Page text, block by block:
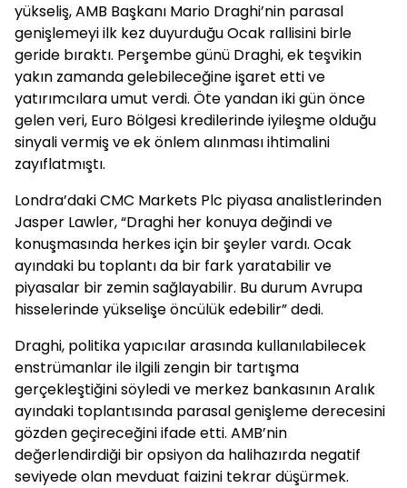
yükseliş, AMB Başkanı Mario Draghi’nin parasal
genişlemeyi ilk kez duyurduğu Ocak rallisini birle
geride bıraktı. Perşembe günü Draghi, ek teşvikin
yakın zamanda gelebileceğine işaret etti ve
yatırımcılara umut verdi. Öte yandan iki gün önce
gelen veri, Euro Bölgesi kredilerinde iyileşme olduğu
sinyali vermiş ve ek önlem alınması ihtimalini
zayıflatmıştı.
Londra’daki CMC Markets Plc piyasa analistlerinden
Jasper Lawler, “Draghi her konuya değindi ve
konuşmasında herkes için bir şeyler vardı. Ocak
ayındaki bu toplantı da bir fark yaratabilir ve
piyasalar bir zemin sağlayabilir. Bu durum Avrupa
hisselerinde yükselişe öncülük edebilir” dedi.
Draghi, politika yapıcılar arasında kullanılabilecek
enstrümanlar ile ilgili zengin bir tartışma
gerçekleştiğini söyledi ve merkez bankasının Aralık
ayındaki toplantısında parasal genişleme derecesini
gözden geçireceğini ifade etti. AMB’nin
değerlendirdiği bir opsiyon da halihazırda negatif
seviyede olan mevduat faizini tekrar düşürmek.